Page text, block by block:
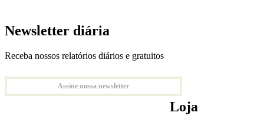
Newsletter diária
Receba nossos relatórios diários e gratuitos
Assine nossa newsletter
Loja